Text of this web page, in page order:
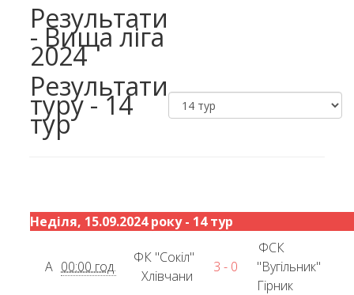
Результати
- Вища ліга
2024
Результати
туру - 14
тур
Неділя, 15.09.2024 року - 14 тур
А 00:00 год.
ФК "Сокіл"
Хлівчани
3 - 0
ФСК
"Вугільник"
Гірник